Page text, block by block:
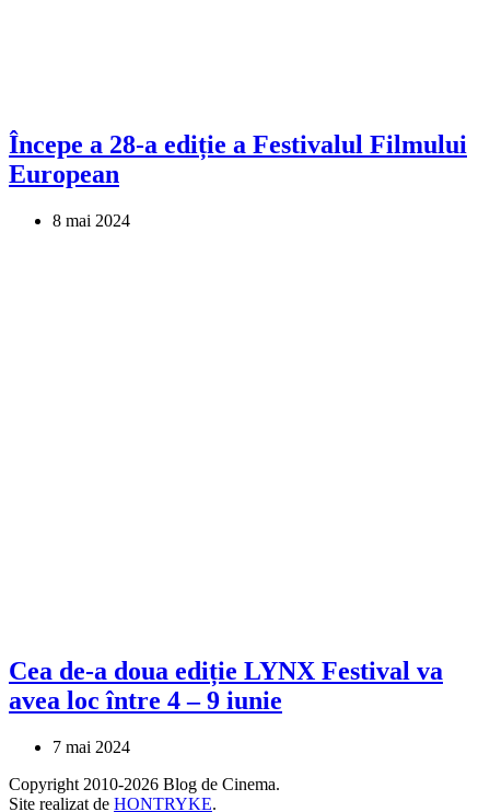
Începe a 28-a ediție a Festivalul Filmului
European
8 mai 2024
Cea de-a doua ediție LYNX Festival va
avea loc între 4 – 9 iunie
7 mai 2024
Copyright 2010-2026 Blog de Cinema.
Site realizat de HONTRYKE.